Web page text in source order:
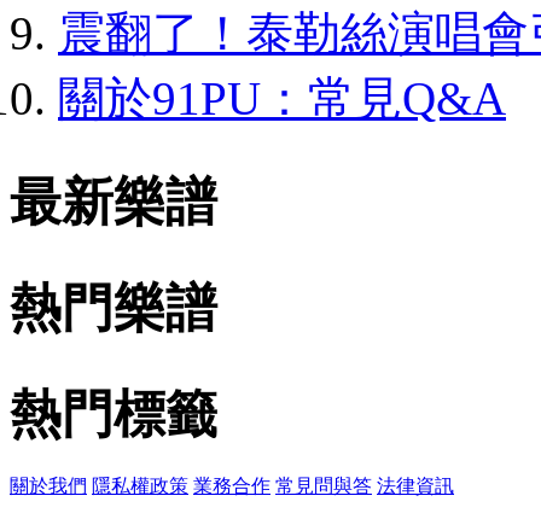
震翻了！泰勒絲演唱
關於91PU：常見Q&A
最新樂譜
熱門樂譜
熱門標籤
關於我們 隱私權政策 業務合作 常見問與答 法律資訊